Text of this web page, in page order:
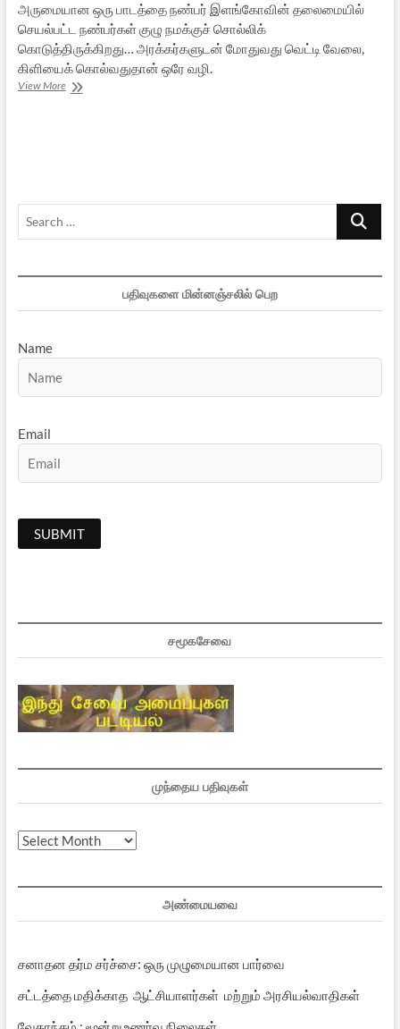
அருமையான ஒரு பாடத்தை நண்பர் இளங்கோவின் தலைமையில்
செயல்பட்ட நண்பர்கள் குழு நமக்குச் சொல்லிக்
கொடுத்திருக்கிறது… அரக்கர்களுடன் மோதுவது வெட்டி வேலை,
கிளியைக் கொல்வதுதான் ஒரே வழி.
View Moreமன்மதன்
Search
பதிவுகளை மின்னஞ்சலில் பெற
Name
Email
சமூகசேவை
முந்தைய பதிவுகள்
முந்தைய
அண்மையவை
சனாதன தர்ம சர்ச்சை: ஒரு முழுமையான பார்வை
சட்டத்தை மதிக்காத ஆட்சியாளர்கள் மற்றும் அரசியல்வாதிகள்